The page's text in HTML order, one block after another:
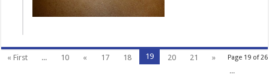
Page 19 of 26
« First ... 10 « 17 18 19 20 21
»
...